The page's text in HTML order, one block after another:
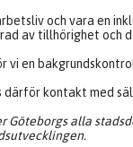
och vara en
av tillhörighet och
en
kontakt med
alla